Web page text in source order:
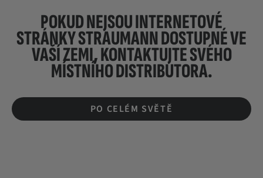
POKUD NEJSOU INTERNETOVÉ
STRÁNKY STRAUMANN DOSTUPNÉ VE
VAŠÍ ZEMI, KONTAKTUJTE SVÉHO
MÍSTNÍHO DISTRIBUTORA.
PO CELÉM SVĚTĚ